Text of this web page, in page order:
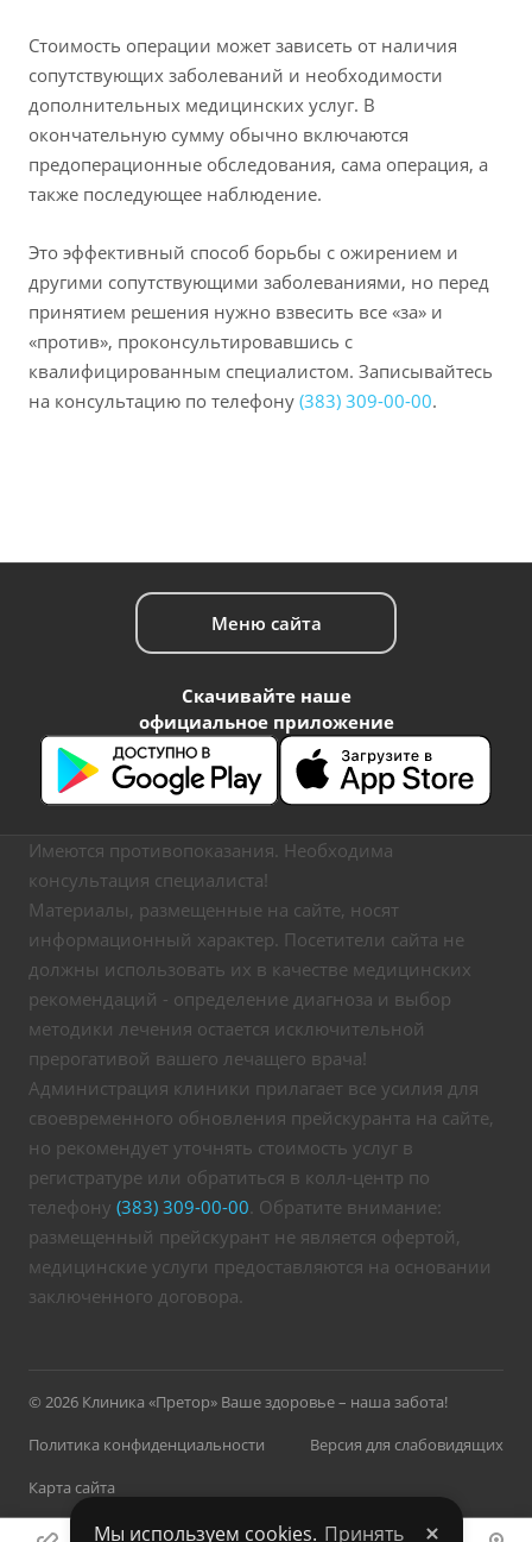
Стоимость операции может зависеть от наличия
сопутствующих заболеваний и необходимости
дополнительных медицинских услуг. В
окончательную сумму обычно включаются
предоперационные обследования, сама операция, а
также последующее наблюдение.
Это эффективный способ борьбы с ожирением и
другими сопутствующими заболеваниями, но перед
принятием решения нужно взвесить все «за» и
«против», проконсультировавшись с
квалифицированным специалистом. Записывайтесь
на консультацию по телефону (383) 309-00-00.
Меню сайта
Скачивайте наше
официальное приложение
Имеются противопоказания. Необходима
консультация специалиста!
Материалы, размещенные на сайте, носят
информационный характер. Посетители сайта не
должны использовать их в качестве медицинских
рекомендаций - определение диагноза и выбор
методики лечения остается исключительной
прерогативой вашего лечащего врача!
Администрация клиники прилагает все усилия для
своевременного обновления прейскуранта на сайте,
но рекомендует уточнять стоимость услуг в
регистратуре или обратиться в колл-центр по
телефону (383) 309-00-00. Обратите внимание:
размещенный прейскурант не является офертой,
медицинские услуги предоставляются на основании
заключенного договора.
© 2026 Клиника «Претор» Ваше здоровье – наша забота!
Политика конфиденциальности
Версия для слабовидящих
Карта сайта
Мы используем cookies. Принять